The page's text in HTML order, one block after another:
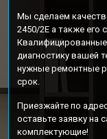
Мы сделаем
2450/2E а также его
диагностику вашей
нужные ремонтные
срок.
Приезжайте по
оставьте заявку на
комплектующие!